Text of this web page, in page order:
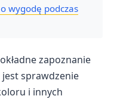
wygodę podczas
zapoznanie
sprawdzenie
i innych